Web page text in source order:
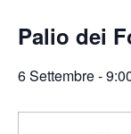
Palio dei
6 Settembre -